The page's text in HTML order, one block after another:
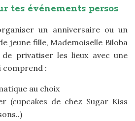
tes événements persos
un anniversaire ou un
jeune fille, Mademoiselle Biloba
privatiser les lieux avec une
comprend :
au choix
(cupcakes de chez Sugar Kiss